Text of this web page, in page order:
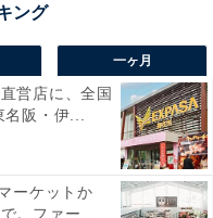
形式記号は「ロ」のま
形式記号は「ハ」のま
また、グリーン車時
」から「イ」に変わる
、キロとして表記され
一ヶ月
営店に、全国
阪・伊...
ーケットか
。ファー...